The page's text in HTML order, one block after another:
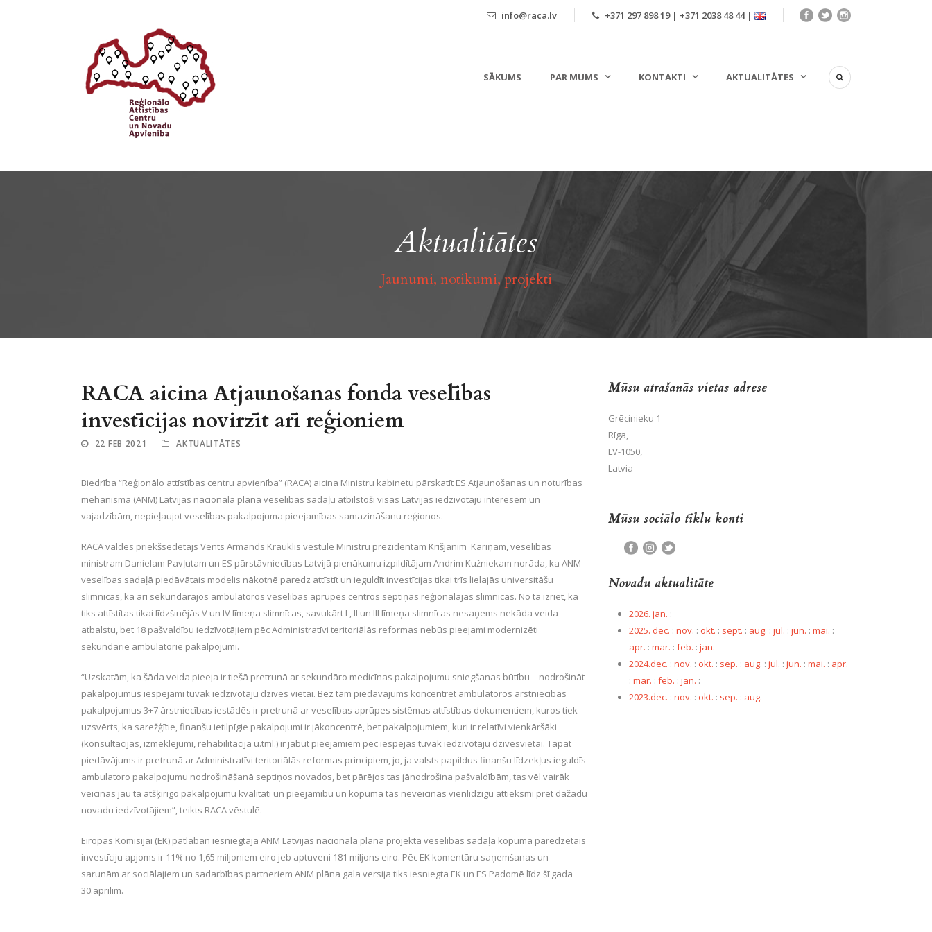
info@raca.lv +371 297 898 19 | +371 2038 48 44 |
SĀKUMS PAR MUMS KONTAKTI AKTUALITĀTES
Aktualitātes
Jaunumi, notikumi, projekti
RACA aicina Atjaunošanas fonda veselības
investīcijas novirzīt arī reģioniem
22 FEB 2021 AKTUALITĀTES
Biedrība “Reģionālo attīstības centru apvienība” (RACA) aicina Ministru kabinetu pārskatīt ES Atjaunošanas un noturības
mehānisma (ANM) Latvijas nacionāla plāna veselības sadaļu atbilstoši visas Latvijas iedzīvotāju interesēm un
vajadzībām, nepieļaujot veselības pakalpojuma pieejamības samazināšanu reģionos.
RACA valdes priekšsēdētājs Vents Armands Krauklis vēstulē Ministru prezidentam Krišjānim Kariņam, veselības
ministram Danielam Pavļutam un ES pārstāvniecības Latvijā pienākumu izpildītājam Andrim Kužniekam norāda, ka ANM
veselības sadaļā piedāvātais modelis nākotnē paredz attīstīt un ieguldīt investīcijas tikai trīs lielajās universitāšu
slimnīcās, kā arī sekundārajos ambulatoros veselības aprūpes centros septiņās reģionālajās slimnīcās. No tā izriet, ka
tiks attīstītas tikai līdzšinējās V un IV līmeņa slimnīcas, savukārt I , II un III līmeņa slimnīcas nesaņems nekāda veida
atbalstu, bet 18 pašvaldību iedzīvotājiem pēc Administratīvi teritoriālās reformas nebūs pieejami modernizēti
sekundārie ambulatorie pakalpojumi.
“Uzskatām, ka šāda veida pieeja ir tiešā pretrunā ar sekundāro medicīnas pakalpojumu sniegšanas būtību – nodrošināt
pakalpojumus iespējami tuvāk iedzīvotāju dzīves vietai. Bez tam piedāvājums koncentrēt ambulatoros ārstniecības
pakalpojumus 3+7 ārstniecības iestādēs ir pretrunā ar veselības aprūpes sistēmas attīstības dokumentiem, kuros tiek
uzsvērts, ka sarežģītie, finanšu ietilpīgie pakalpojumi ir jākoncentrē, bet pakalpojumiem, kuri ir relatīvi vienkāršāki
(konsultācijas, izmeklējumi, rehabilitācija u.tml.) ir jābūt pieejamiem pēc iespējas tuvāk iedzīvotāju dzīvesvietai. Tāpat
piedāvājums ir pretrunā ar Administratīvi teritoriālās reformas principiem, jo, ja valsts papildus finanšu līdzekļus ieguldīs
ambulatoro pakalpojumu nodrošināšanā septiņos novados, bet pārējos tas jānodrošina pašvaldībām, tas vēl vairāk
veicinās jau tā atšķirīgo pakalpojumu kvalitāti un pieejamību un kopumā tas neveicinās vienlīdzīgu attieksmi pret dažādu
novadu iedzīvotājiem”, teikts RACA vēstulē.
Eiropas Komisijai (EK) patlaban iesniegtajā ANM Latvijas nacionālā plāna projekta veselības sadaļā kopumā paredzētais
investīciju apjoms ir 11% no 1,65 miljoniem eiro jeb aptuveni 181 miljons eiro. Pēc EK komentāru saņemšanas un
sarunām ar sociālajiem un sadarbības partneriem ANM plāna gala versija tiks iesniegta EK un ES Padomē līdz šī gada
30.aprīlim.
Mūsu atrašanās vietas adrese
Grēcinieku 1
Rīga,
LV-1050,
Latvia
Mūsu sociālo tīklu konti
Novadu aktualitāte
2026. jan. :
2025. dec. : nov. : okt. : sept. : aug. : jūl. : jun. : mai. :
apr. : mar. : feb. : jan.
2024.dec. : nov. : okt. : sep. : aug. : jul. : jun. : mai. : apr.
: mar. : feb. : jan. :
2023.dec. : nov. : okt. : sep. : aug.